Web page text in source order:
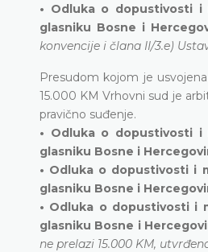
• Odluka o dopustivosti i
glasniku Bosne i
konvencije i člana II/3.e)
Presudom kojom je
15.000 KM Vrhovni sud je
pravično suđenje.
• Odluka o dopustivosti i
glasniku Bosne i
• Odluka o dopustivosti i
glasniku Bosne i
• Odluka o dopustivosti i
glasniku Bosne i
ne prelazi 15.000 KM,